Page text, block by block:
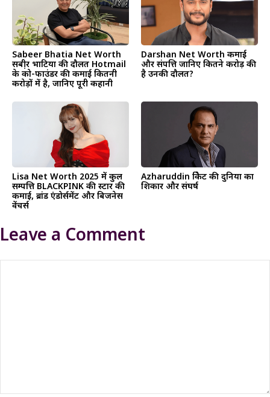
Sabeer Bhatia Net Worth
सबी़र भाटिया की दौलत Hotmail
के को-फाउंडर की कमाई कितनी
करोड़ों में है, जानिए पूरी कहानी
Darshan Net Worth कमाई
और संपत्ति जानिए कितने करोड़ की
है उनकी दौलत?
Lisa Net Worth 2025 में कुल
सम्पत्ति BLACKPINK की स्टार की
कमाई, ब्रांड एंडोर्समेंट और बिजनेस
वेंचर्स
Azharuddin क्रिकेट की दुनिया का
शिकार और संघर्ष
Leave a Comment